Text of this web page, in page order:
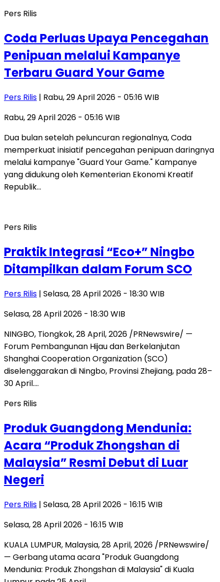
Pers Rilis
Coda Perluas Upaya Pencegahan
Penipuan melalui Kampanye
Terbaru Guard Your Game
Pers Rilis | Rabu, 29 April 2026 - 05:16 WIB
Rabu, 29 April 2026 - 05:16 WIB
Dua bulan setelah peluncuran regionalnya, Coda
memperkuat inisiatif pencegahan penipuan daringnya
melalui kampanye "Guard Your Game." Kampanye
yang didukung oleh Kementerian Ekonomi Kreatif
Republik…
Pers Rilis
Praktik Integrasi “Eco+” Ningbo
Ditampilkan dalam Forum SCO
Pers Rilis | Selasa, 28 April 2026 - 18:30 WIB
Selasa, 28 April 2026 - 18:30 WIB
NINGBO, Tiongkok, 28 April, 2026 /PRNewswire/ —
Forum Pembangunan Hijau dan Berkelanjutan
Shanghai Cooperation Organization (SCO)
diselenggarakan di Ningbo, Provinsi Zhejiang, pada 28–
30 April….
Pers Rilis
Produk Guangdong Mendunia:
Acara “Produk Zhongshan di
Malaysia” Resmi Debut di Luar
Negeri
Pers Rilis | Selasa, 28 April 2026 - 16:15 WIB
Selasa, 28 April 2026 - 16:15 WIB
KUALA LUMPUR, Malaysia, 28 April, 2026 /PRNewswire/
— Gerbang utama acara "Produk Guangdong
Mendunia: Produk Zhongshan di Malaysia" di Kuala